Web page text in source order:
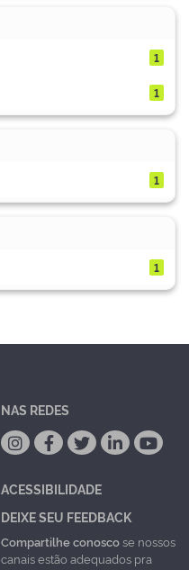
1
1
1
1
NAS REDES
ACESSIBILIDADE
DEIXE SEU FEEDBACK
Compartilhe conoscose nossos
canais estão adequados pra